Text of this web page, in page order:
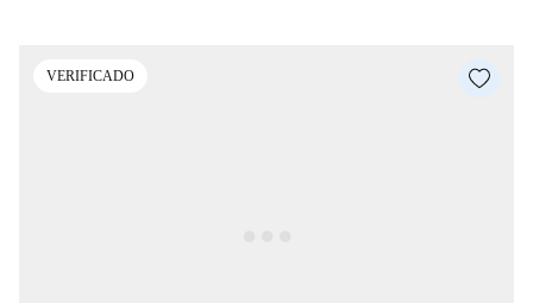
VERIFICADO